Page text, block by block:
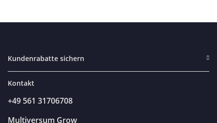
Kundenrabatte sichern
Kontakt
+49 561 31706708
Multiversum Grow